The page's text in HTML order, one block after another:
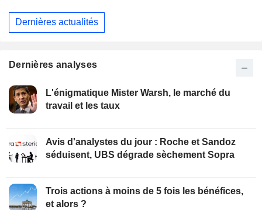
Dernières actualités
Dernières analyses
L'énigmatique Mister Warsh, le marché du
travail et les taux
Avis d'analystes du jour : Roche et Sandoz
séduisent, UBS dégrade sèchement Sopra
Trois actions à moins de 5 fois les bénéfices,
et alors ?